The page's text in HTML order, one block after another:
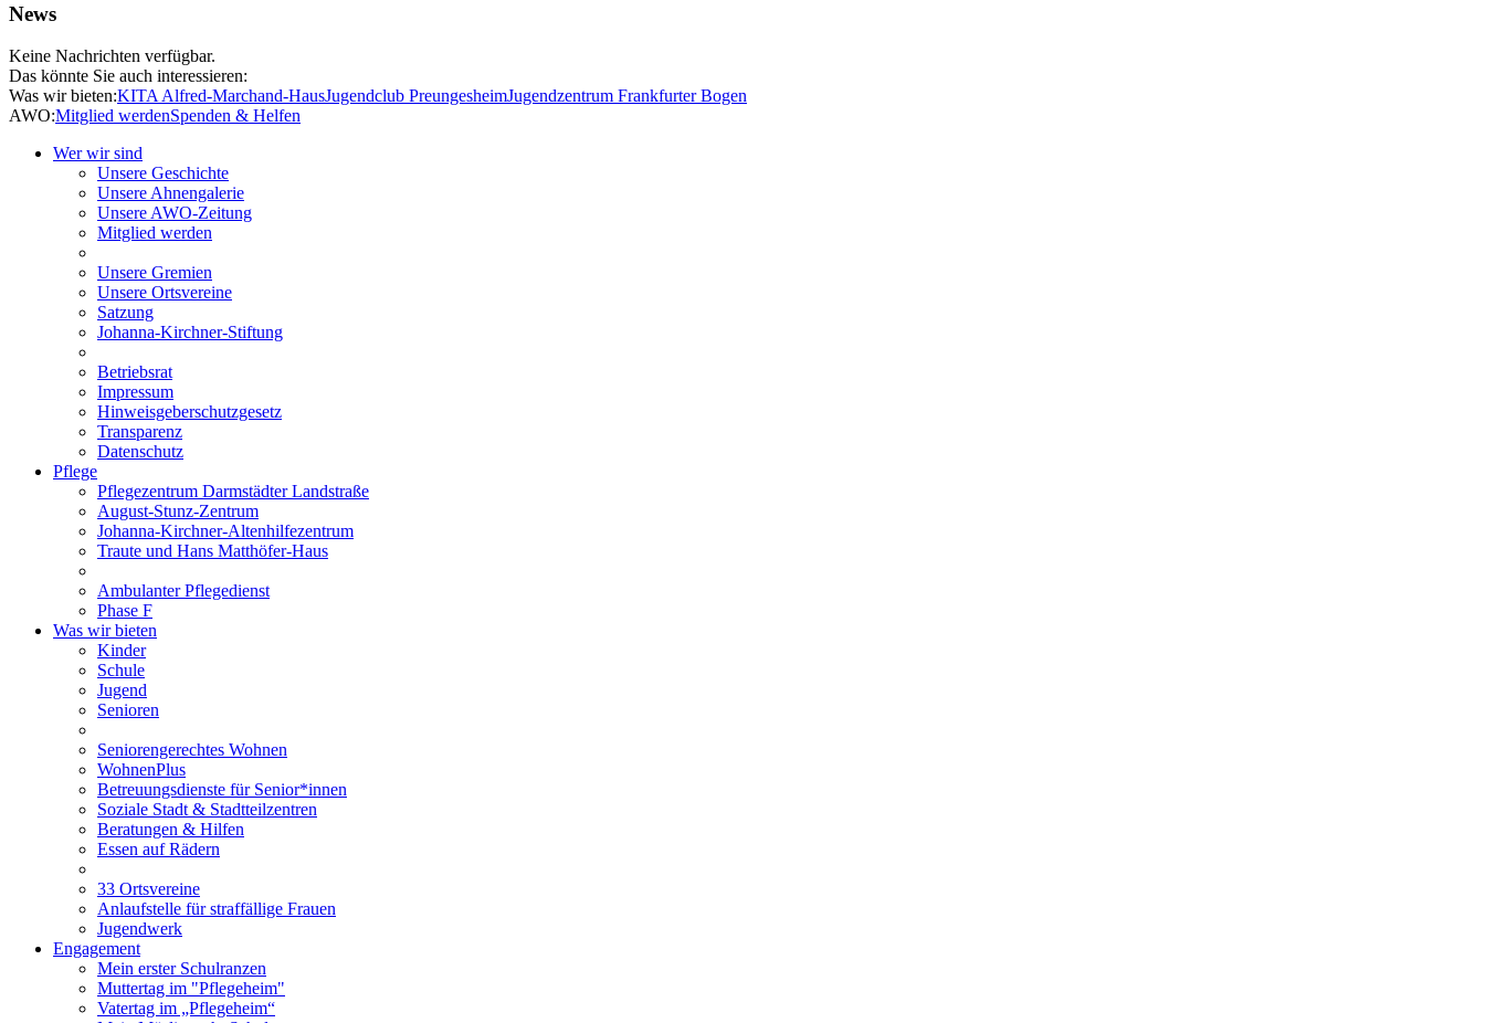
News
Keine Nachrichten verfügbar.
Das könnte Sie auch interessieren:
Was wir bieten:KITA Alfred-Marchand-HausJugendclub PreungesheimJugendzentrum Frankfurter Bogen
AWO:Mitglied werdenSpenden & Helfen
Wer wir sind
Unsere Geschichte
Unsere Ahnengalerie
Unsere AWO-Zeitung
Mitglied werden
Unsere Gremien
Unsere Ortsvereine
Satzung
Johanna-Kirchner-Stiftung
Betriebsrat
Impressum
Hinweisgeberschutzgesetz
Transparenz
Datenschutz
Pflege
Pflegezentrum Darmstädter Landstraße
August-Stunz-Zentrum
Johanna-Kirchner-Altenhilfezentrum
Traute und Hans Matthöfer-Haus
Ambulanter Pflegedienst
Phase F
Was wir bieten
Kinder
Schule
Jugend
Senioren
Seniorengerechtes Wohnen
WohnenPlus
Betreuungsdienste für Senior*innen
Soziale Stadt & Stadtteilzentren
Beratungen & Hilfen
Essen auf Rädern
33 Ortsvereine
Anlaufstelle für straffällige Frauen
Jugendwerk
Engagement
Mein erster Schulranzen
Muttertag im "Pflegeheim"
Vatertag im „Pflegeheim“